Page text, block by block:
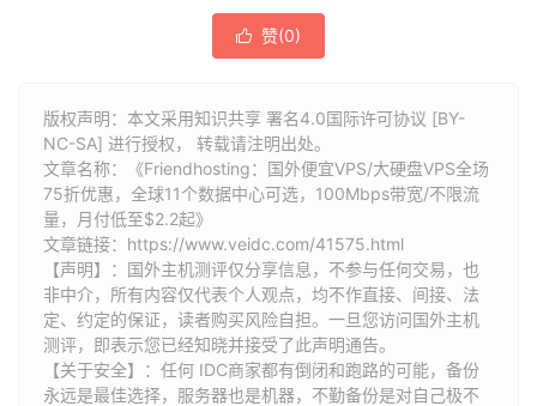
 赞(0)
版权声明：本文采用知识共享 署名4.0国际许可协议 [BY-
NC-SA] 进行授权， 转载请注明出处。
文章名称：《Friendhosting：国外便宜VPS/大硬盘VPS全场
75折优惠，全球11个数据中心可选，100Mbps带宽/不限流
量，月付低至$2.2起》
文章链接： https://www.veidc.com/41575.html
【声明】：国外主机测评仅分享信息，不参与任何交易，也
非中介，所有内容仅代表个人观点，均不作直接、间接、法
定、约定的保证，读者购买风险自担。一旦您访问国外主机
测评，即表示您已经知晓并接受了此声明通告。
【关于安全】：任何 IDC商家都有倒闭和跑路的可能，备份
永远是最佳选择，服务器也是机器，不勤备份是对自己极不